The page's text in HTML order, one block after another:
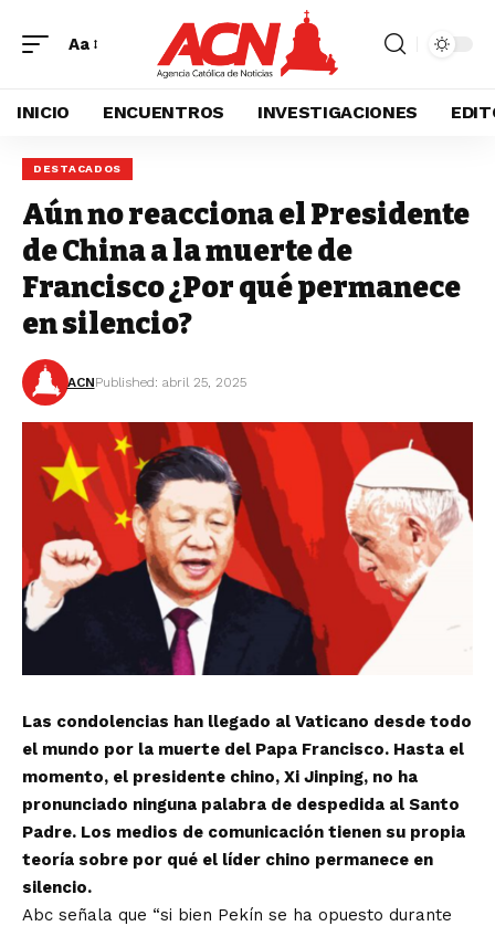
Aa
INICIO ENCUENTROS INVESTIGACIONES
DESTACADOS
Aún no reacciona el Presidente
de China a la muerte de
Francisco ¿Por qué permanece
en silencio?
ACNPublished: abril 25, 2025
Las condolencias han llegado al Vaticano desde todo
el mundo por la muerte del Papa Francisco. Hasta el
momento, el presidente chino, Xi Jinping, no ha
pronunciado ninguna palabra de despedida al Santo
Padre. Los medios de comunicación tienen su propia
teoría sobre por qué el líder chino permanece en
silencio.
Abc señala que “si bien Pekín se ha opuesto durante